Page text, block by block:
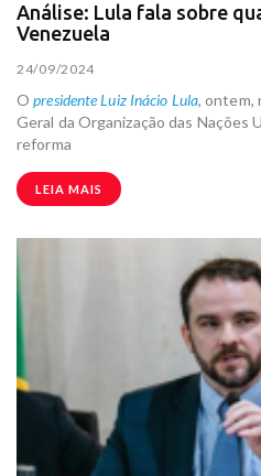
Análise: Lula fala sobre
Venezuela
24/09/2024
Opresidente Luiz Inácio Lula, ontem,
Geral da Organização das Nações
reforma
LEIA MAIS